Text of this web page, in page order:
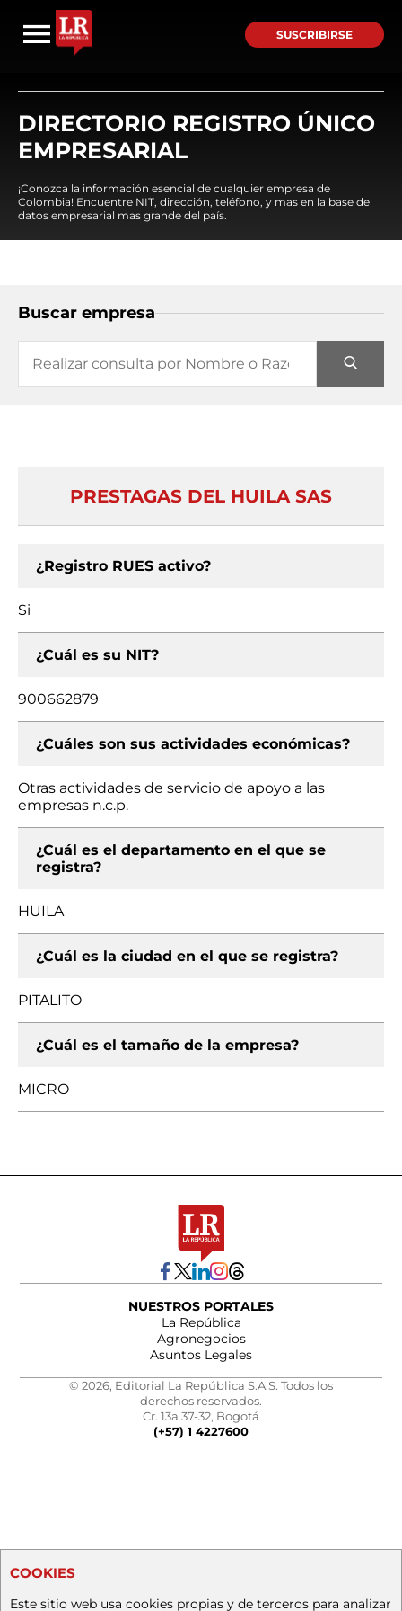
SUSCRIBIRSE
DIRECTORIO REGISTRO ÚNICO
EMPRESARIAL
¡Conozca la información esencial de cualquier empresa de
Colombia! Encuentre NIT, dirección, teléfono, y mas en la base de
datos empresarial mas grande del país.
Buscar empresa
PRESTAGAS DEL HUILA SAS
¿Registro RUES activo?
Si
¿Cuál es su NIT?
900662879
¿Cuáles son sus actividades económicas?
Otras actividades de servicio de apoyo a las
empresas n.c.p.
¿Cuál es el departamento en el que se
registra?
HUILA
¿Cuál es la ciudad en el que se registra?
PITALITO
¿Cuál es el tamaño de la empresa?
MICRO
NUESTROS PORTALES
La República
Agronegocios
Asuntos Legales
© 2026, Editorial La República S.A.S. Todos los
derechos reservados.
Cr. 13a 37-32, Bogotá
(+57) 1 4227600
COOKIES
Este sitio web usa cookies propias y de terceros para analizar